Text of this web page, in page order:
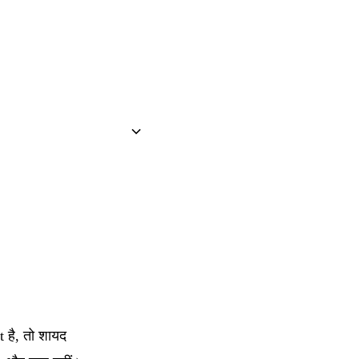
तो शायद